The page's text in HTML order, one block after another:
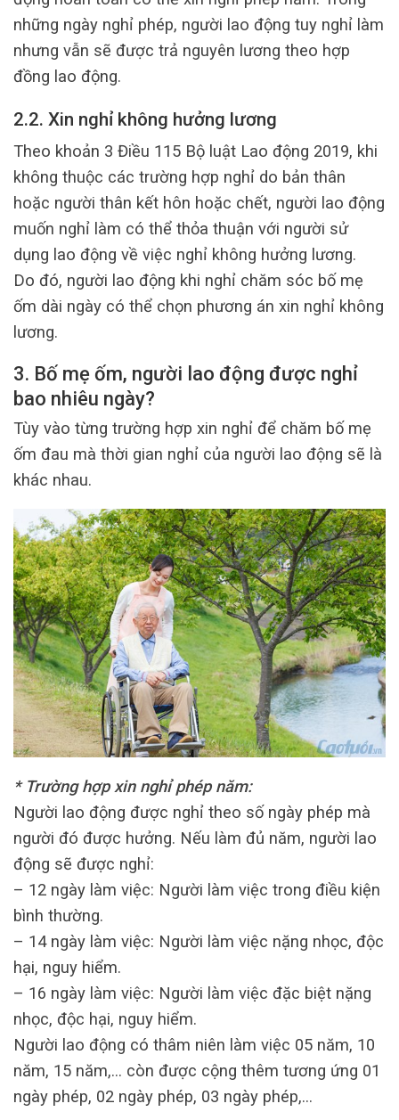
những ngày nghỉ phép, người lao động tuy nghỉ làm
nhưng vẫn sẽ được trả nguyên lương theo hợp
đồng lao động.
2.2. Xin nghỉ không hưởng lương
Theo khoản 3 Điều 115 Bộ luật Lao động 2019, khi
không thuộc các trường hợp nghỉ do bản thân
hoặc người thân kết hôn hoặc chết, người lao động
muốn nghỉ làm có thể thỏa thuận với người sử
dụng lao động về việc nghỉ không hưởng lương.
Do đó, người lao động khi nghỉ chăm sóc bố mẹ
ốm dài ngày có thể chọn phương án xin nghỉ không
lương.
3. Bố mẹ ốm, người lao động được nghỉ
bao nhiêu ngày?
Tùy vào từng trường hợp xin nghỉ để chăm bố mẹ
ốm đau mà thời gian nghỉ của người lao động sẽ là
khác nhau.
* Trường hợp xin nghỉ phép năm:
Người lao động được nghỉ theo số ngày phép mà
người đó được hưởng. Nếu làm đủ năm, người lao
động sẽ được nghỉ:
– 12 ngày làm việc: Người làm việc trong điều kiện
bình thường.
– 14 ngày làm việc: Người làm việc nặng nhọc, độc
hại, nguy hiểm.
– 16 ngày làm việc: Người làm việc đặc biệt nặng
nhọc, độc hại, nguy hiểm.
Người lao động có thâm niên làm việc 05 năm, 10
năm, 15 năm,… còn được cộng thêm tương ứng 01
ngày phép, 02 ngày phép, 03 ngày phép,…